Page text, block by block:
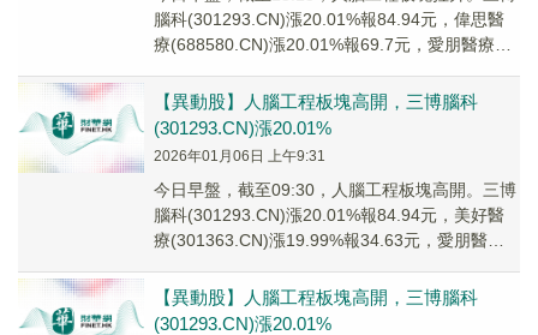
腦科(301293.CN)漲20.01%報84.94元，偉思醫
療(688580.CN)漲20.01%報69.7元，愛朋醫療
【異動股】人腦工程板塊高開，三博腦科
(301293.CN)漲20.01%
2026年01月06日 上午9:31
今日早盤，截至09:30，人腦工程板塊高開。三博
腦科(301293.CN)漲20.01%報84.94元，美好醫
療(301363.CN)漲19.99%報34.63元，愛朋醫療
【異動股】人腦工程板塊高開，三博腦科
(301293.CN)漲20.01%